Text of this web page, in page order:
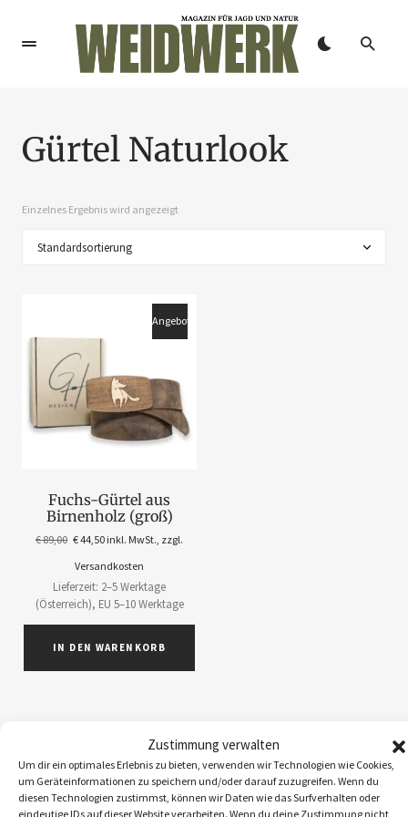
Zustimmung verwalten
Um dir ein optimales Erlebnis zu bieten, verwenden wir Technologien wie Cookies,
um Geräteinformationen zu speichern und/oder darauf zuzugreifen. Wenn du
diesen Technologien zustimmst, können wir Daten wie das Surfverhalten oder
eindeutige IDs auf dieser Website verarbeiten. Wenn du deine Zustimmung nicht
Gürtel Naturlook
Einzelnes Ergebnis wird angezeigt
Angebot!
Fuchs-Gürtel aus
Birnenholz (groß)
€89,00 €44,50 inkl. MwSt., zzgl.
Versandkosten
Lieferzeit: 2–5 Werktage
(Österreich), EU 5–10 Werktage
IN DEN WARENKORB
ABOS
1
ACCESSOIRES
5